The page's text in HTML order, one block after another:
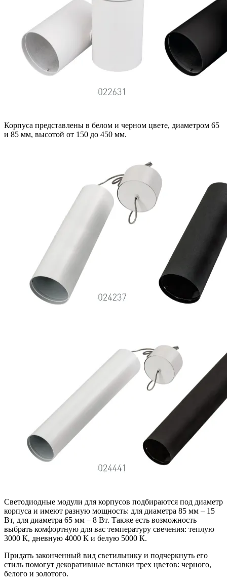
Корпуса представлены в белом и черном цвете, диаметром 65
и 85 мм, высотой от 150 до 450 мм.
Светодиодные модули для корпусов подбираются под диаметр
корпуса и имеют разную мощность: для диаметра 85 мм – 15
Вт, для диаметра 65 мм – 8 Вт. Также есть возможность
выбрать комфортную для вас температуру свечения: теплую
3000 К, дневную 4000 К и белую 5000 К.
Придать законченный вид светильнику и подчеркнуть его
стиль помогут декоративные вставки трех цветов: черного,
белого и золотого.